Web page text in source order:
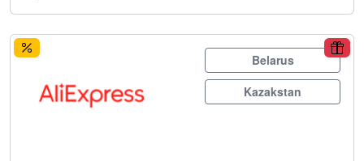
Belarus
Kazakstan